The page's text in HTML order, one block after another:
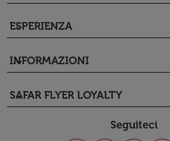
ESPERIENZA
keyboard_arrow_down
INFORMAZIONI
keyboard_arrow_down
SAFAR FLYER LOYALTY
keyboard_arrow_down
Seguiteci